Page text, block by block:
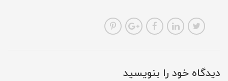
دیدگاه خود را بنویسید